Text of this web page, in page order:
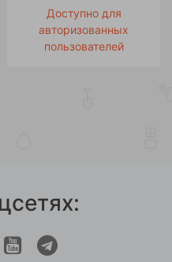
Доступно для
авторизованных
пользователей